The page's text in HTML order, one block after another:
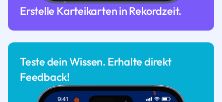
Erstelle Karteikarten in Rekordzeit.
Teste dein Wissen. Erhalte direkt
Feedback!